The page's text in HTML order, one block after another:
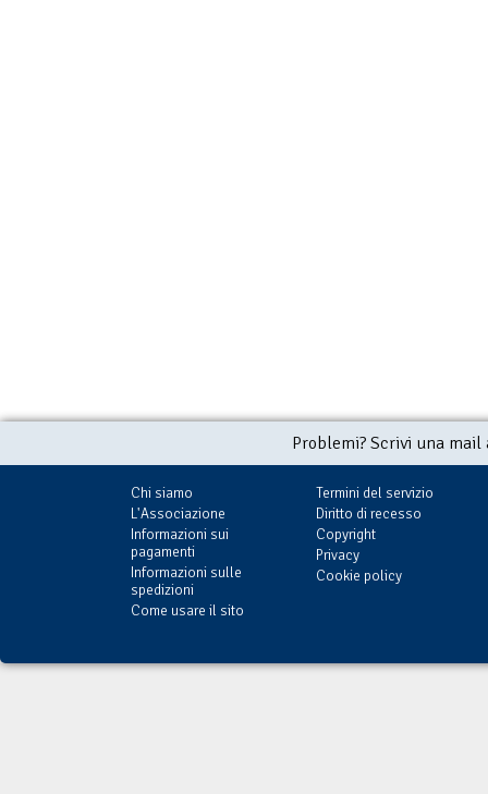
Problemi? Scrivi una
Chi siamo
L'Associazione
Informazioni sui
pagamenti
Informazioni sulle
spedizioni
Come usare il sito
Termini del servizio
Diritto di recesso
Copyright
Privacy
Cookie policy